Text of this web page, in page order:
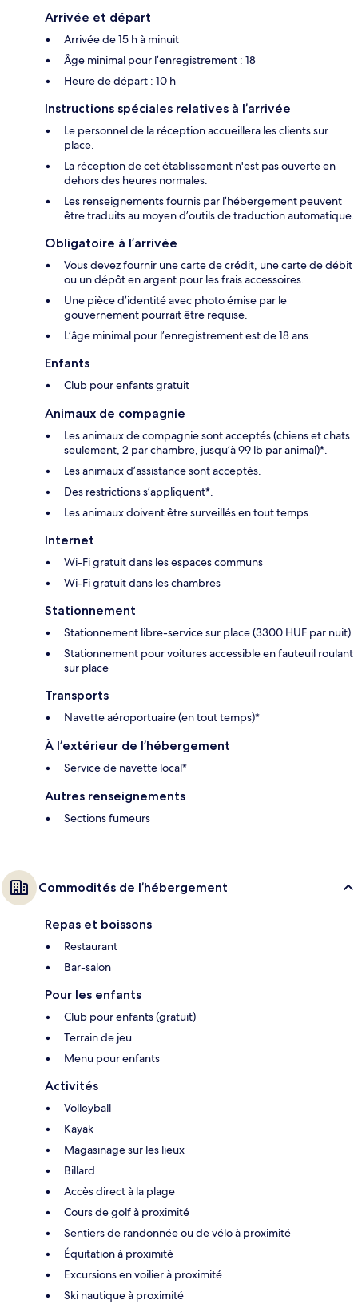
Arrivée et départ
Arrivée de 15 h à minuit
Âge minimal pour l’enregistrement : 18
Heure de départ : 10 h
Instructions spéciales relatives à l’arrivée
Le personnel de la réception accueillera les clients sur
place.
La réception de cet établissement n'est pas ouverte en
dehors des heures normales.
Les renseignements fournis par l’hébergement peuvent
être traduits au moyen d’outils de traduction automatique.
Obligatoire à l’arrivée
Vous devez fournir une carte de crédit, une carte de débit
ou un dépôt en argent pour les frais accessoires.
Une pièce d’identité avec photo émise par le
gouvernement pourrait être requise.
L’âge minimal pour l’enregistrement est de 18 ans.
Enfants
Club pour enfants gratuit
Animaux de compagnie
Les animaux de compagnie sont acceptés (chiens et chats
seulement, 2 par chambre, jusqu’à 99 lb par animal)*.
Les animaux d’assistance sont acceptés.
Des restrictions s’appliquent*.
Les animaux doivent être surveillés en tout temps.
Internet
Wi-Fi gratuit dans les espaces communs
Wi-Fi gratuit dans les chambres
Stationnement
Stationnement libre-service sur place (3300 HUF par nuit)
Stationnement pour voitures accessible en fauteuil roulant
sur place
Transports
Navette aéroportuaire (en tout temps)*
À l’extérieur de l’hébergement
Service de navette local*
Autres renseignements
Sections fumeurs
Commodités de l’hébergement
Repas et boissons
Restaurant
Bar-salon
Pour les enfants
Club pour enfants (gratuit)
Terrain de jeu
Menu pour enfants
Activités
Volleyball
Kayak
Magasinage sur les lieux
Billard
Accès direct à la plage
Cours de golf à proximité
Sentiers de randonnée ou de vélo à proximité
Équitation à proximité
Excursions en voilier à proximité
Ski nautique à proximité